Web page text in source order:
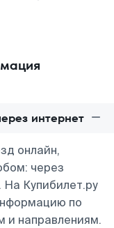
интернет
онлайн,
через
На Купибилет.ру
по
и направлениям.